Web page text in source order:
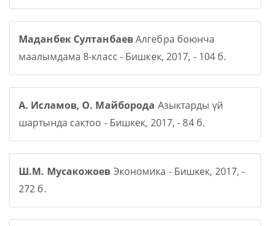
Маданбек СултанбаевАлгебра боюнча
маалымдама 8-класс - Бишкек, 2017, - 104 б.
А. Исламов, О. Майборода Азыктарды үй
шартында сактоо - Бишкек, 2017, - 84 б.
Ш.М. Мусакожоев Экономика - Бишкек, 2017, -
272 б.